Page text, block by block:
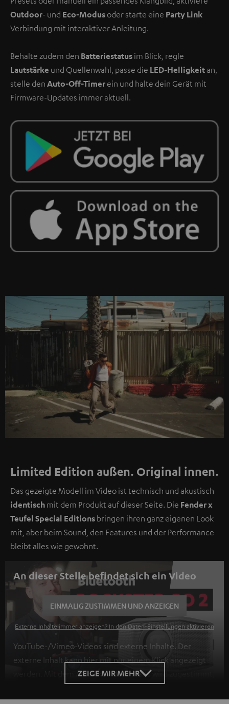
Outdoor- und Eco-Modusoder starte eine Party Link
Verbindung mit interaktiver Anleitung.
Behalte zudem den Batteriestatus im Blick, regle
Lautstärke und Quellenwahl, passe die LED-Helligkeitan,
stelle den Auto-Off-Timerein und halte dein Gerät mit
Firmware-Updates immer aktuell.
Limited Edition außen. Original innen.
Das gezeigte Modell im Video ist technisch und akustisch
identisch mit dem Produkt auf dieser Seite. Die Fender x
Teufel Special Editions bringen ihren ganz eigenen Look
mit, aber beim Sound, den Features und der Performance
bleibt alles wie gewohnt.
An dieser Stelle befindet sich ein Video
EINMALIG ZUSTIMMEN UND ANZEIGEN
Externe Inhalte immer anzeigen? In den Daten‑Einstellungen aktivieren
YouTube-/Vimeo-Videos sind externe Inhalte. Der
externe Inhalt kann hier mit nur einem Klick angezeigt
werden. Mit dem Anklicken des Inhalts wird zugestimmt,
dass externe Inhalte angezeigt werden. Dabei können
personenbezogene Daten an Drittplattformen
ZEIGE MIR MEHR